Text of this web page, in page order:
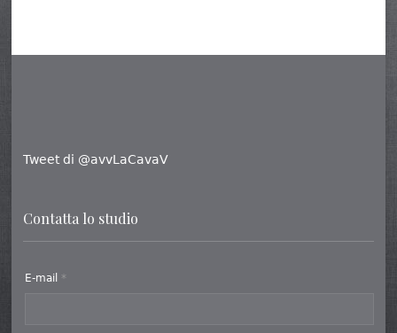
Tweet di @avvLaCavaV
Contatta lo studio
E-mail *